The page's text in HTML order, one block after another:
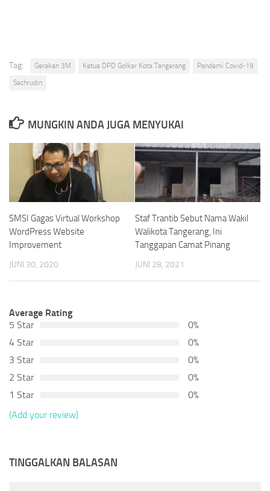
Tag: Gerakan 3M Ketua DPD Golkar Kota Tangerang
Pandemi Covid-19
Sachrudin
MUNGKIN ANDA JUGA MENYUKAI
SMSI Gagas Virtual Workshop
WordPress Website
Improvement
JUNI 30, 2020
Staf Trantib Sebut Nama Wakil
Walikota Tangerang, Ini
Tanggapan Camat Pinang
JUNI 28, 2021
Average Rating
5 Star
0%
4 Star
0%
3 Star
0%
2 Star
0%
1 Star
0%
(Add your review)
TINGGALKAN BALASAN